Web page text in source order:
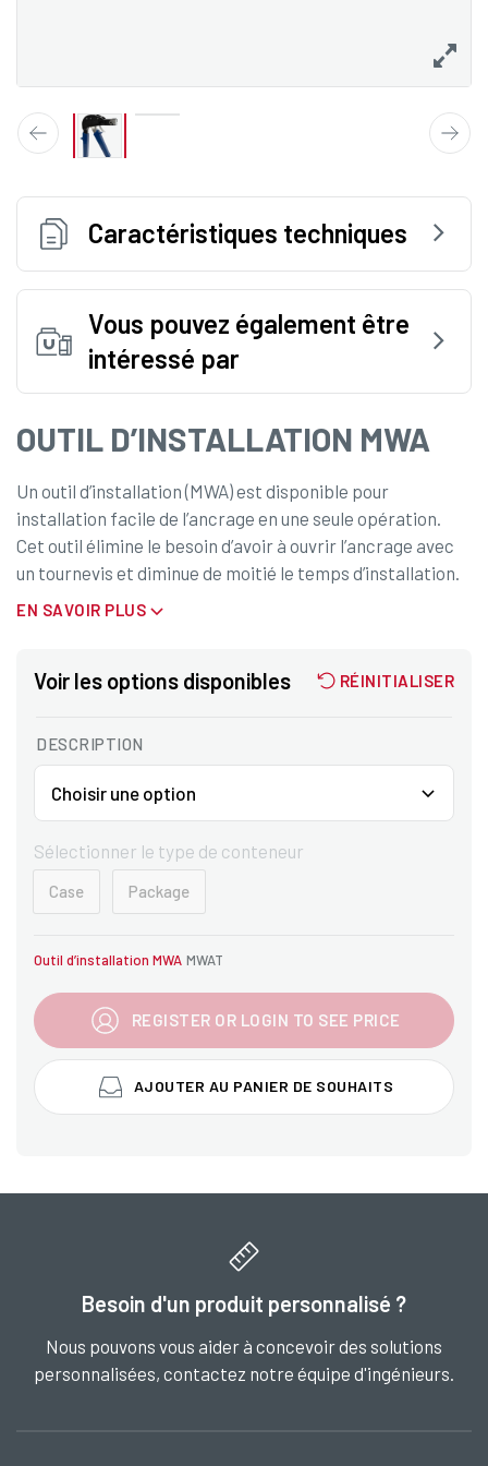
Caractéristiques techniques
Vous pouvez également être
intéressé par
OUTIL D’INSTALLATION MWA
Un outil d’installation (MWA) est disponible pour
installation facile de l’ancrage en une seule opération.
Cet outil élimine le besoin d’avoir à ouvrir l’ancrage avec
un tournevis et diminue de moitié le temps d’installation.
EN SAVOIR PLUS
Voir les options disponibles RÉINITIALISER
DESCRIPTION
Sélectionner le type de conteneur
Case Package
Outil d’installation MWA MWAT
REGISTER OR LOGIN TO SEE PRICE
AJOUTER AU PANIER DE SOUHAITS
Besoin d'un produit personnalisé ?
Nous pouvons vous aider à concevoir des solutions
personnalisées, contactez notre équipe d'ingénieurs.